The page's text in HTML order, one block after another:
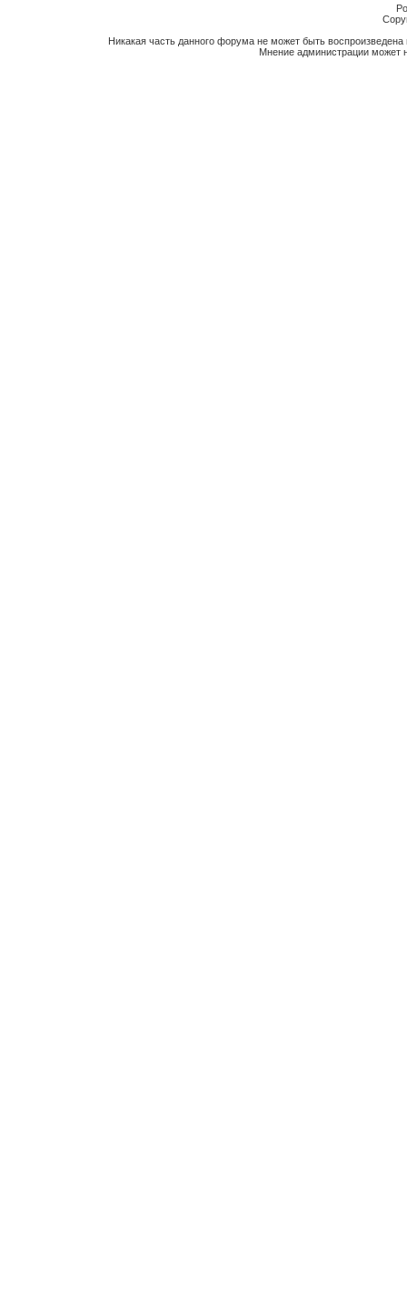
Никакая часть данного форума не может быть
Мнение администрации может